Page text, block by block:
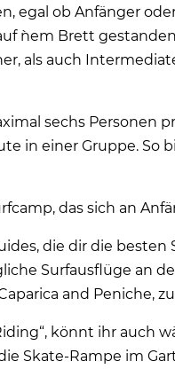
egal ob Anfänger
`nem Brett
als auch
sechs Personen
in einer Gruppe. So
das sich an
die dir die besten
Surfausflüge an
and Peniche,
könnt ihr auch
Skate-Rampe im